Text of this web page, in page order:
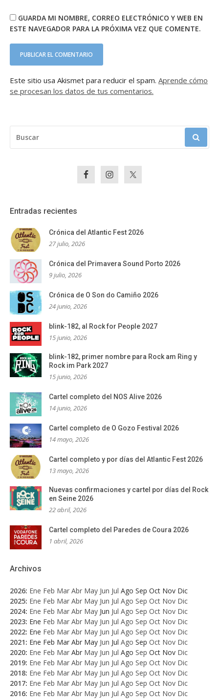
GUARDA MI NOMBRE, CORREO ELECTRÓNICO Y WEB EN
ESTE NAVEGADOR PARA LA PRÓXIMA VEZ QUE COMENTE.
Este sitio usa Akismet para reducir el spam. Aprende cómo
se procesan los datos de tus comentarios.
Entradas recientes
Crónica del Atlantic Fest 2026
27 julio, 2026
Crónica del Primavera Sound Porto 2026
9 julio, 2026
Crónica de O Son do Camiño 2026
24 junio, 2026
blink-182, al Rock for People 2027
15 junio, 2026
blink-182, primer nombre para Rock am Ring y
Rock im Park 2027
15 junio, 2026
Cartel completo del NOS Alive 2026
14 junio, 2026
Cartel completo de O Gozo Festival 2026
14 mayo, 2026
Cartel completo y por días del Atlantic Fest 2026
13 mayo, 2026
Nuevas confirmaciones y cartel por días del Rock
en Seine 2026
22 abril, 2026
Cartel completo del Paredes de Coura 2026
1 abril, 2026
Archivos
2026: Ene Feb Mar Abr May Jun Jul Ago Sep Oct Nov Dic
2025: Ene Feb Mar Abr May Jun Jul Ago Sep Oct Nov Dic
2024: Ene Feb Mar Abr May Jun Jul Ago Sep Oct Nov Dic
2023: Ene Feb Mar Abr May Jun Jul Ago Sep Oct Nov Dic
2022: Ene Feb Mar Abr May Jun Jul Ago Sep Oct Nov Dic
2021: Ene Feb Mar Abr May Jun Jul Ago Sep Oct Nov Dic
2020: Ene Feb Mar Abr May Jun Jul Ago Sep Oct Nov Dic
2019: Ene Feb Mar Abr May Jun Jul Ago Sep Oct Nov Dic
2018: Ene Feb Mar Abr May Jun Jul Ago Sep Oct Nov Dic
2017: Ene Feb Mar Abr May Jun Jul Ago Sep Oct Nov Dic
2016: Ene Feb Mar Abr May Jun Jul Ago Sep Oct Nov Dic